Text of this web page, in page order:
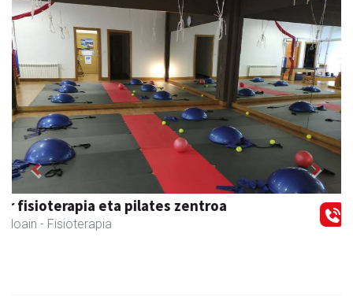
Amane
Amasa-Villabona - Arropa-dendak
Previous Next